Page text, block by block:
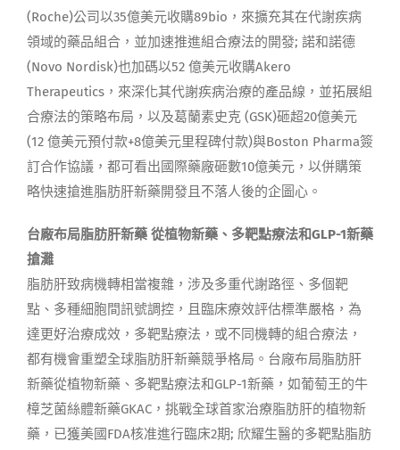
(Roche)公司以35億美元收購89bio，來擴充其在代謝疾病
領域的藥品組合，並加速推進組合療法的開發; 諾和諾德
(Novo Nordisk)也加碼以52 億美元收購Akero
Therapeutics，來深化其代謝疾病治療的產品線，並拓展組
合療法的策略布局，以及葛蘭素史克 (GSK)砸超20億美元
(12 億美元預付款+8億美元里程碑付款)與Boston Pharma簽
訂合作協議，都可看出國際藥廠砸數10億美元，以併購策
略快速搶進脂肪肝新藥開發且不落人後的企圖心。
台廠布局脂肪肝新藥 從植物新藥、多靶點療法和GLP-1新藥
搶灘
脂肪肝致病機轉相當複雜，涉及多重代謝路徑、多個靶
點、多種細胞間訊號調控，且臨床療效評估標準嚴格，為
達更好治療成效，多靶點療法，或不同機轉的組合療法，
都有機會重塑全球脂肪肝新藥競爭格局。台廠布局脂肪肝
新藥從植物新藥、多靶點療法和GLP-1新藥，如葡萄王的牛
樟芝菌絲體新藥GKAC，挑戰全球首家治療脂肪肝的植物新
藥，已獲美國FDA核准進行臨床2期; 欣耀生醫的多靶點脂肪